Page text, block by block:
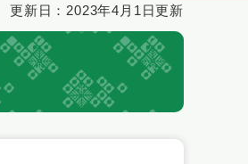
更新日：2023年4月1日更新